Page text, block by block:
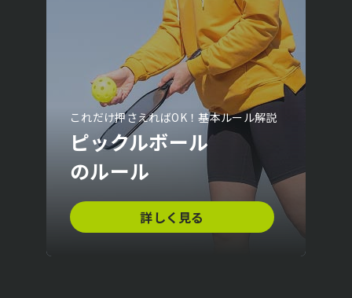
これだけ押さえればOK！基本ルール解説
ピックルボール
のルール
詳しく見る